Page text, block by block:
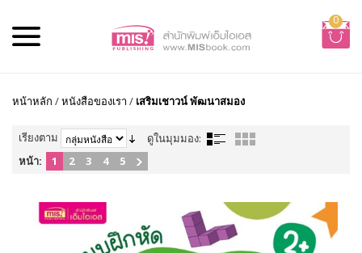
0
หน้าหลัก /หนังสือของเรา / เสริมเชาวน์ พัฒนาสมอง
เรียงตาม
ดูในมุมมอง:
หน้า:
1 2 3 4 5